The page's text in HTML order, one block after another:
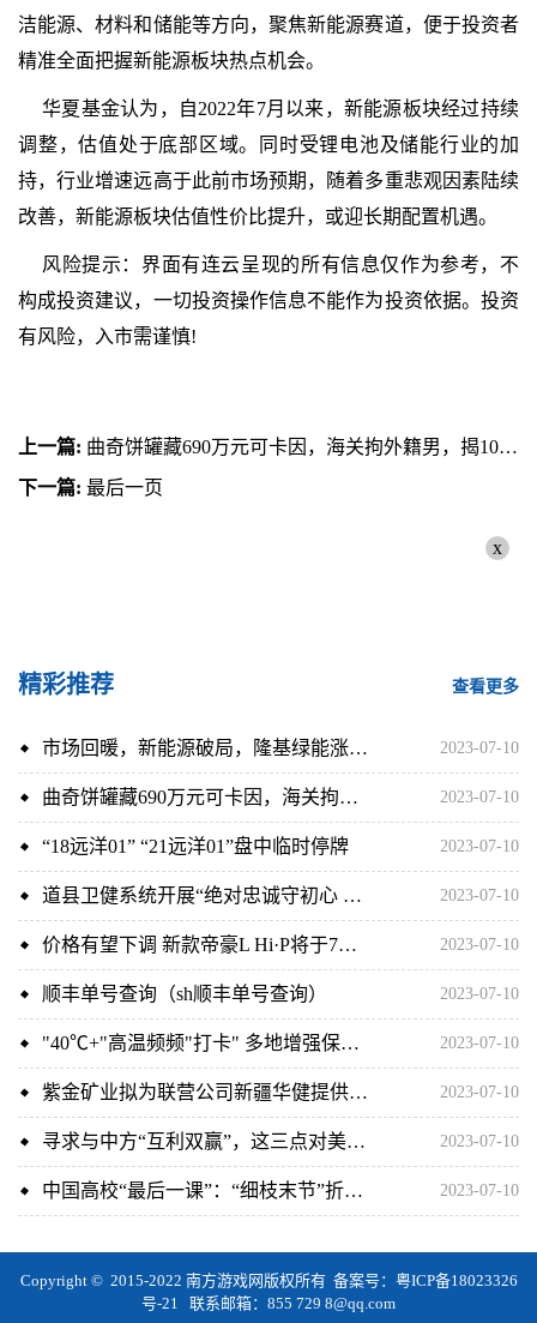
洁能源、材料和储能等方向，聚焦新能源赛道，便于投资者
精准全面把握新能源板块热点机会。
华夏基金认为，自2022年7月以来，新能源板块经过持续
调整，估值处于底部区域。同时受锂电池及储能行业的加
持，行业增速远高于此前市场预期，随着多重悲观因素陆续
改善，新能源板块估值性价比提升，或迎长期配置机遇。
风险提示：界面有连云呈现的所有信息仅作为参考，不
构成投资建议，一切投资操作信息不能作为投资依据。投资
有风险，入市需谨慎!
上一篇: 曲奇饼罐藏690万元可卡因，海关拘外籍男，揭10天内频搭飞机来港
下一篇: 最后一页
x
精彩推荐 查看更多
市场回暖，新能源破局，隆基绿能涨超5%，碳中和ETF（159790）涨超2% 2023-07-10
曲奇饼罐藏690万元可卡因，海关拘外籍男，揭10天内频搭飞机来港 2023-07-10
“18远洋01” “21远洋01”盘中临时停牌 2023-07-10
道县卫健系统开展“绝对忠诚守初心 坚定信心快发展”主题党日活动 2023-07-10
价格有望下调 新款帝豪L Hi·P将于7月上市 2023-07-10
顺丰单号查询（sh顺丰单号查询） 2023-07-10
"40℃+"高温频频"打卡" 多地增强保障应对"热"情 2023-07-10
紫金矿业拟为联营公司新疆华健提供连带责任担保0.98亿元 2023-07-10
寻求与中方“互利双赢”，这三点对美方很重要 2023-07-10
中国高校“最后一课”：“细枝末节”折射人文温情 2023-07-10
Copyright © 2015-2022 南方游戏网版权所有 备案号： 粤ICP备18023326
号-21
联系邮箱：855 729 8@qq.com